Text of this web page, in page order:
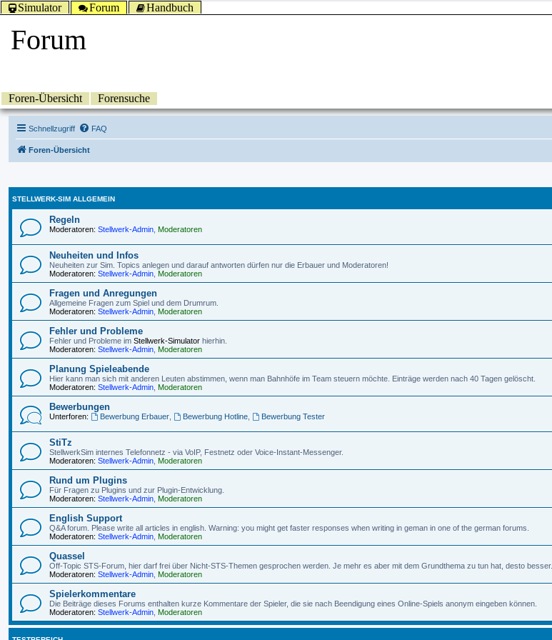
Simulator Forum Handbuch
Forum
Foren-Übersicht Forensuche
Schnellzugriff FAQ
Foren-Übersicht
STELLWERK-SIM ALLGEMEIN
Regeln
Moderatoren: Stellwerk-Admin Moderatoren
Neuheiten und Infos
Neuheiten zur Sim. Topics anlegen und darauf antworten dürfen nur die Erbauer und Moderatoren!
Moderatoren: Stellwerk-Admin Moderatoren
Fragen und Anregungen
Allgemeine Fragen zum Spiel und dem Drumrum.
Moderatoren: Stellwerk-Admin Moderatoren
Fehler und Probleme
Fehler und Probleme im Stellwerk-Simulator hierhin.
Moderatoren: Stellwerk-Admin Moderatoren
Planung Spieleabende
Hier kann man sich mit anderen Leuten abstimmen, wenn man Bahnhöfe im Team steuern möchte. Einträge werden nach 40 Tagen gelöscht.
Moderatoren: Stellwerk-Admin Moderatoren
Bewerbungen
Unterforen: Bewerbung Erbauer, Bewerbung Hotline, Bewerbung Tester
StiTz
StellwerkSim internes Telefonnetz - via VoIP, Festnetz oder Voice-Instant-Messenger.
Moderatoren: Stellwerk-Admin Moderatoren
Rund um Plugins
Für Fragen zu Plugins und zur Plugin-Entwicklung.
Moderatoren: Stellwerk-Admin Moderatoren
English Support
Q&A forum. Please write all articles in english. Warning: you might get faster responses when writing in geman in one of the german forums.
Moderatoren: Stellwerk-Admin Moderatoren
Quassel
Off-Topic STS-Forum, hier darf frei über Nicht-STS-Themen gesprochen werden. Je mehr es aber mit dem Grundthema zu tun hat, desto besser.
Moderatoren: Stellwerk-Admin Moderatoren
Spielerkommentare
Die Beiträge dieses Forums enthalten kurze Kommentare der Spieler, die sie nach Beendigung eines Online-Spiels anonym eingeben können.
Moderatoren: Stellwerk-Admin Moderatoren